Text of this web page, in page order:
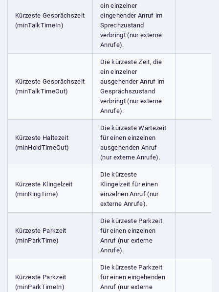
Kürzeste Gesprächszeit
(minTalkTimeIn)
ein einzelner
eingehender Anruf im
Sprechzustand
verbringt (nur externe
Anrufe).
Kürzeste Gesprächszeit
(minTalkTimeOut)
Die kürzeste Zeit, die
ein einzelner
ausgehender Anruf im
Gesprächszustand
verbringt (nur externe
Anrufe).
Kürzeste Haltezeit
(minHoldTimeOut)
Die kürzeste Wartezeit
für einen einzelnen
ausgehenden Anruf
(nur externe Anrufe).
Kürzeste Klingelzeit
(minRingTime)
Die kürzeste
Klingelzeit für einen
einzelnen Anruf (nur
externe Anrufe).
Kürzeste Parkzeit
(minParkTime)
Die kürzeste Parkzeit
für einen einzelnen
Anruf (nur externe
Anrufe).
Kürzeste Parkzeit
(minParkTimeIn)
Die kürzeste Parkzeit
für einen eingehenden
Anruf (nur externe